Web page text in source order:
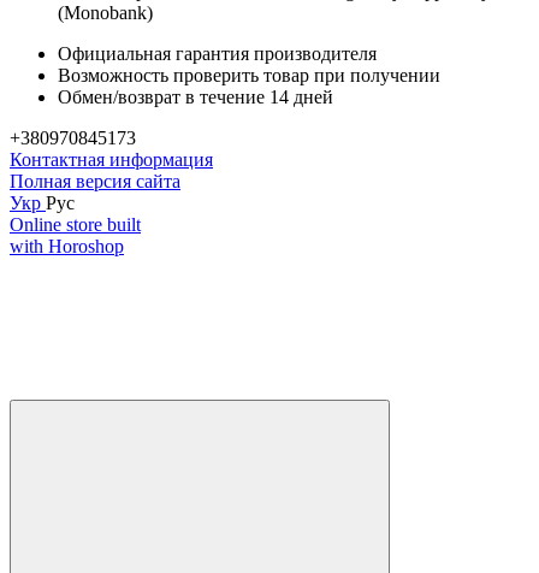
(Monobank)
Официальная гарантия производителя
Возможность проверить товар при получении
Обмен/возврат в течение 14 дней
+380970845173
Контактная информация
Полная версия сайта
Укр Рус
Online store built
with Horoshop